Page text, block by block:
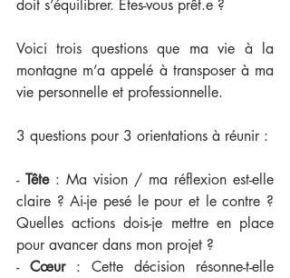
doit s’équilibrer. Etes-vous prêt.e ?
Voici trois questions que ma vie à la
montagne m’a appelé à transposer à ma
vie personnelle et professionnelle.
3 questions pour 3 orientations à réunir :
- Tête : Ma vision / ma réflexion est-elle
claire ? Ai-je pesé le pour et le contre ?
Quelles actions dois-je mettre en place
pour avancer dans mon projet ?
- Cœur : Cette décision résonne-t-elle